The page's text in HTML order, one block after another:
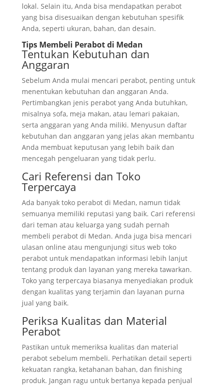
lokal. Selain itu, Anda bisa mendapatkan perabot
yang bisa disesuaikan dengan kebutuhan spesifik
Anda, seperti ukuran, bahan, dan desain.
Tips Membeli Perabot di Medan
Tentukan Kebutuhan dan
Anggaran
Sebelum Anda mulai mencari perabot, penting untuk
menentukan kebutuhan dan anggaran Anda.
Pertimbangkan jenis perabot yang Anda butuhkan,
misalnya sofa, meja makan, atau lemari pakaian,
serta anggaran yang Anda miliki. Menyusun daftar
kebutuhan dan anggaran yang jelas akan membantu
Anda membuat keputusan yang lebih baik dan
mencegah pengeluaran yang tidak perlu.
Cari Referensi dan Toko
Terpercaya
Ada banyak toko perabot di Medan, namun tidak
semuanya memiliki reputasi yang baik. Cari referensi
dari teman atau keluarga yang sudah pernah
membeli perabot di Medan. Anda juga bisa mencari
ulasan online atau mengunjungi situs web toko
perabot untuk mendapatkan informasi lebih lanjut
tentang produk dan layanan yang mereka tawarkan.
Toko yang terpercaya biasanya menyediakan produk
dengan kualitas yang terjamin dan layanan purna
jual yang baik.
Periksa Kualitas dan Material
Perabot
Pastikan untuk memeriksa kualitas dan material
perabot sebelum membeli. Perhatikan detail seperti
kekuatan rangka, ketahanan bahan, dan finishing
produk. Jangan ragu untuk bertanya kepada penjual